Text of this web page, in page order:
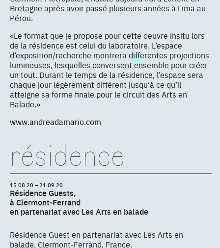
Bretagne après avoir passé plusieurs années à Lima au
Pérou.
«Le format que je propose pour cette oeuvre insitu lors
de la résidence est celui du laboratoire. L’espace
d’exposition/recherche montrera differentes projections
lumineuses, lesquelles conversent ensemble pour créer
un tout. Durant le temps de la résidence, l’espace sera
chaque jour légèrement différent jusqu’à ce qu’il
atteigne sa forme finale pour le circuit des Arts en
Balade.»
www.andreadamario.com
résidence
15.08.20 – 21.09.20
Résidence Guests,
à Clermont-Ferrand
en partenariat avec Les Arts en balade
Résidence Guest en partenariat avec Les Arts en
balade, Clermont-Ferrand, France.